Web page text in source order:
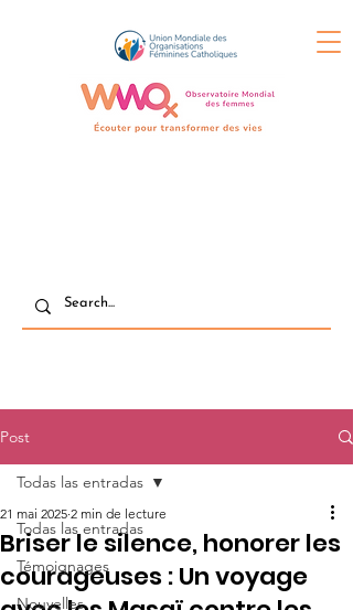
Post
Todas las entradas
Témoignages
Nouvelles
Todas las entradas
Briser le silence, honorer les
courageuses : Un voyage
21 mai 2025 2 min de lecture